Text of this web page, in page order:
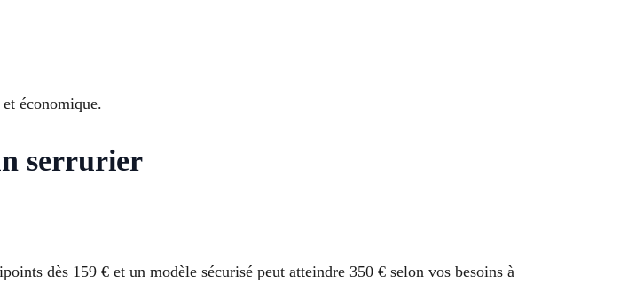
économique.
serrurier
dès 159 € et un modèle sécurisé peut atteindre 350 € selon vos besoins à